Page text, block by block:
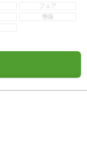
フェア
整備